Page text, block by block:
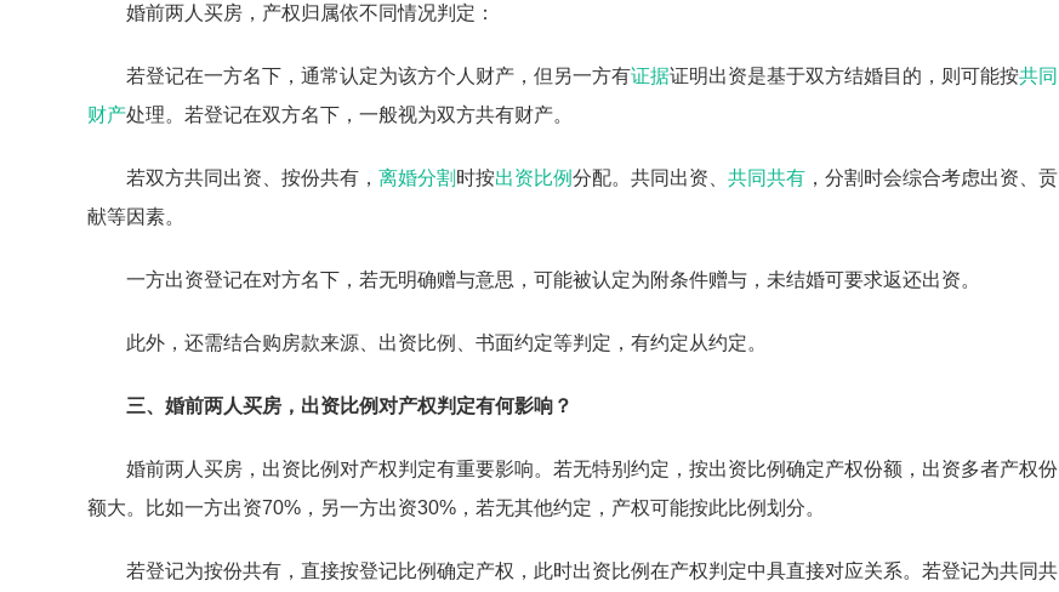
婚前两人买房，产权归属依不同情况判定：
若登记在一方名下，通常认定为该方个人财产，但另一方有证据证明出资是基于双方结婚目的，则可能按共同
财产处理。若登记在双方名下，一般视为双方共有财产。
若双方共同出资、按份共有， 离婚分割 时按出资比例分配。共同出资、 共同共有 ，分割时会综合考虑出资、贡
献等因素。
一方出资登记在对方名下，若无明确赠与意思，可能被认定为附条件赠与，未结婚可要求返还出资。
此外，还需结合购房款来源、出资比例、书面约定等判定，有约定从约定。
三、婚前两人买房，出资比例对产权判定有何影响？
婚前两人买房，出资比例对产权判定有重要影响。若无特别约定，按出资比例确定产权份额，出资多者产权份
额大。比如一方出资70%，另一方出资30%，若无其他约定，产权可能按此比例划分。
若登记为按份共有，直接按登记比例确定产权，此时出资比例在产权判定中具直接对应关系。若登记为共同共